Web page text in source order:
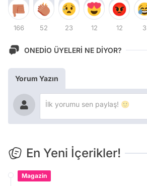
166 52 23 12 12 3
ONEDİO ÜYELERİ NE DİYOR?
Yorum Yazın
En Yeni İçerikler!
Magazin